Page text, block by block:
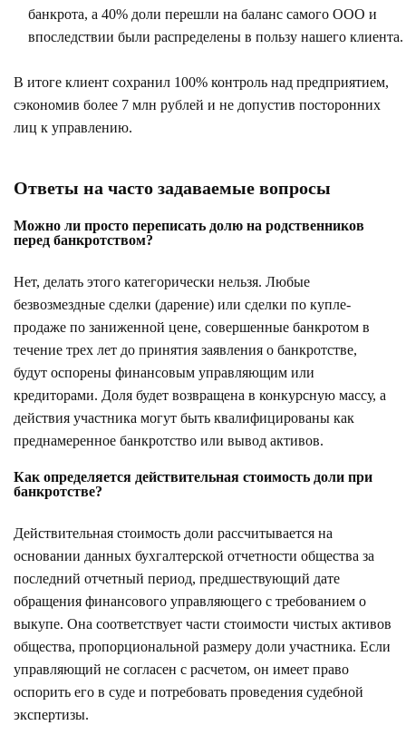
банкрота, а 40% доли перешли на баланс самого ООО и
впоследствии были распределены в пользу нашего клиента.
В итоге клиент сохранил 100% контроль над предприятием,
сэкономив более 7 млн рублей и не допустив посторонних
лиц к управлению.
Ответы на часто задаваемые вопросы
Можно ли просто переписать долю на родственников
перед банкротством?
Нет, делать этого категорически нельзя. Любые
безвозмездные сделки (дарение) или сделки по купле-
продаже по заниженной цене, совершенные банкротом в
течение трех лет до принятия заявления о банкротстве,
будут оспорены финансовым управляющим или
кредиторами. Доля будет возвращена в конкурсную массу, а
действия участника могут быть квалифицированы как
преднамеренное банкротство или вывод активов.
Как определяется действительная стоимость доли при
банкротстве?
Действительная стоимость доли рассчитывается на
основании данных бухгалтерской отчетности общества за
последний отчетный период, предшествующий дате
обращения финансового управляющего с требованием о
выкупе. Она соответствует части стоимости чистых активов
общества, пропорциональной размеру доли участника. Если
управляющий не согласен с расчетом, он имеет право
оспорить его в суде и потребовать проведения судебной
экспертизы.